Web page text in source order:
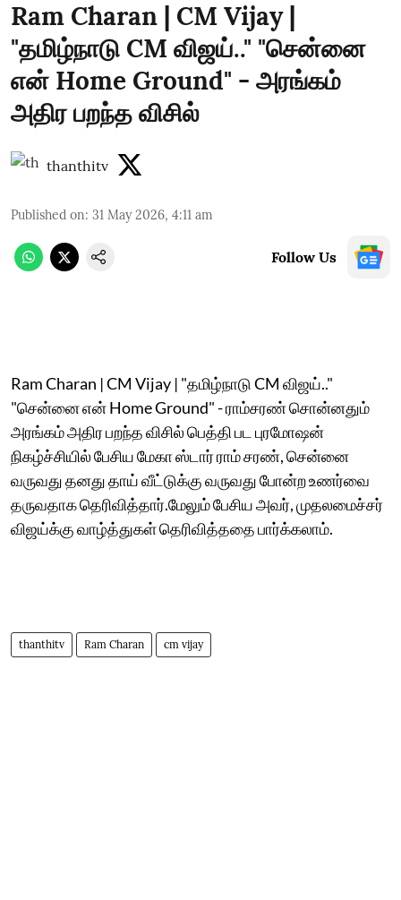
Ram Charan | CM Vijay |
"தமிழ்நாடு CM விஜய்.." "சென்னை
என் Home Ground" - அரங்கம்
அதிர பறந்த விசில்
thanthitv
Published on: 31 May 2026, 4:11 am
Follow Us
Ram Charan | CM Vijay | "தமிழ்நாடு CM விஜய்.."
"சென்னை என் Home Ground" - ராம்சரண் சொன்னதும்
அரங்கம் அதிர பறந்த விசில் பெத்தி பட புரமோஷன்
நிகழ்ச்சியில் பேசிய மேகா ஸ்டார் ராம் சரண், சென்னை
வருவது தனது தாய் வீட்டுக்கு வருவது போன்ற உணர்வை
தருவதாக தெரிவித்தார்.மேலும் பேசிய அவர், முதலமைச்சர்
விஜய்க்கு வாழ்த்துகள் தெரிவித்ததை பார்க்கலாம்.
thanthitv Ram Charan cm vijay